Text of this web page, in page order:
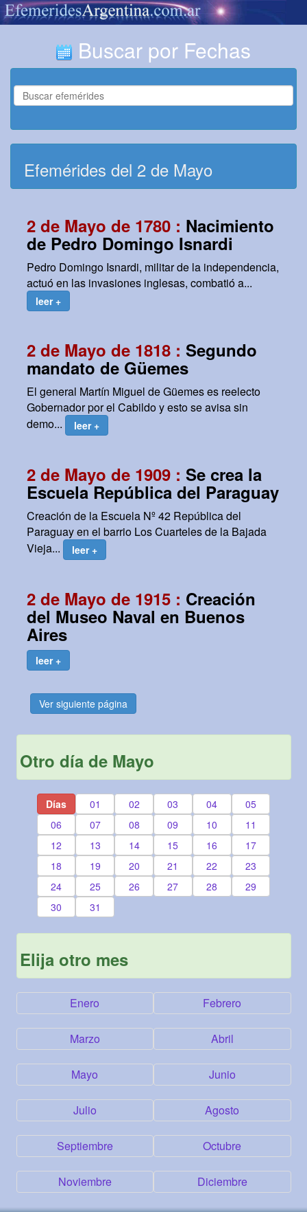
Buscar por Fechas
Efemérides del 2 de Mayo
2 de Mayo de 1780 : Nacimiento
de Pedro Domingo Isnardi
Pedro Domingo Isnardi, militar de la independencia,
actuó en las invasiones inglesas, combatió a...
leer +
2 de Mayo de 1818 : Segundo
mandato de Güemes
El general Martín Miguel de Güemes es reelecto
Gobernador por el Cabildo y esto se avisa sin
demo...
leer +
2 de Mayo de 1909 : Se crea la
Escuela República del Paraguay
Creación de la Escuela Nº 42 República del
Paraguay en el barrio Los Cuarteles de la Bajada
Vieja...
leer +
2 de Mayo de 1915 : Creación
del Museo Naval en Buenos
Aires
leer +
Ver siguiente página
Otro día de Mayo
Días 01 02 03 04
05
06
07 08 09 10
11
12
13 14 15 16
17
18
19 20 21 22
23
24
25 26 27 28
29
30
31
Elija otro mes
Enero Febrero
Marzo Abril
Mayo Junio
Julio Agosto
Septiembre Octubre
Noviembre Diciembre